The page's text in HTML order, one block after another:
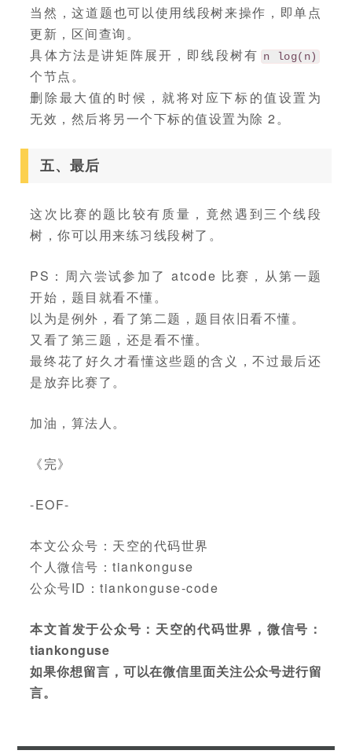
当然，这道题也可以使用线段树来操作，即单点
更新，区间查询。
具体方法是讲矩阵展开，即线段树有 n log(n)
个节点。
删除最大值的时候，就将对应下标的值设置为
无效，然后将另一个下标的值设置为除 2。
五、最后
这次比赛的题比较有质量，竟然遇到三个线段
树，你可以用来练习线段树了。
PS：周六尝试参加了 atcode 比赛，从第一题
开始，题目就看不懂。
以为是例外，看了第二题，题目依旧看不懂。
又看了第三题，还是看不懂。
最终花了好久才看懂这些题的含义，不过最后还
是放弃比赛了。
加油，算法人。
《完》
-EOF-
本文公众号：天空的代码世界
个人微信号：tiankonguse
公众号ID：tiankonguse-code
本文首发于公众号：天空的代码世界，微信号：
tiankonguse
如果你想留言，可以在微信里面关注公众号进行留
言。